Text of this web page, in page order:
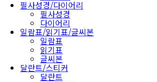
필사성경/다이어리
필사성경
다이어리
일람표/읽기표/글씨본
일람표
읽기표
글씨본
달란트/스티커
달란트